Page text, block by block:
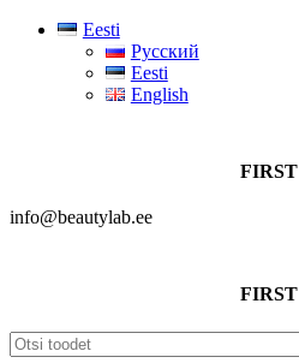
Eesti
Русский
Eesti
English
FIRST
info@beautylab.ee
FIRST